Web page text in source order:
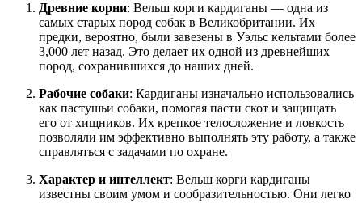
Древние корни: Вельш корги кардиганы — одна из
самых старых пород собак в Великобритании. Их
предки, вероятно, были завезены в Уэльс кельтами более
3,000 лет назад. Это делает их одной из древнейших
пород, сохранившихся до наших дней.
Рабочие собаки: Кардиганы изначально использовались
как пастушьи собаки, помогая пасти скот и защищать
его от хищников. Их крепкое телосложение и ловкость
позволяли им эффективно выполнять эту работу, а также
справляться с задачами по охране.
Характер и интеллект: Вельш корги кардиганы
известны своим умом и сообразительностью. Они легко